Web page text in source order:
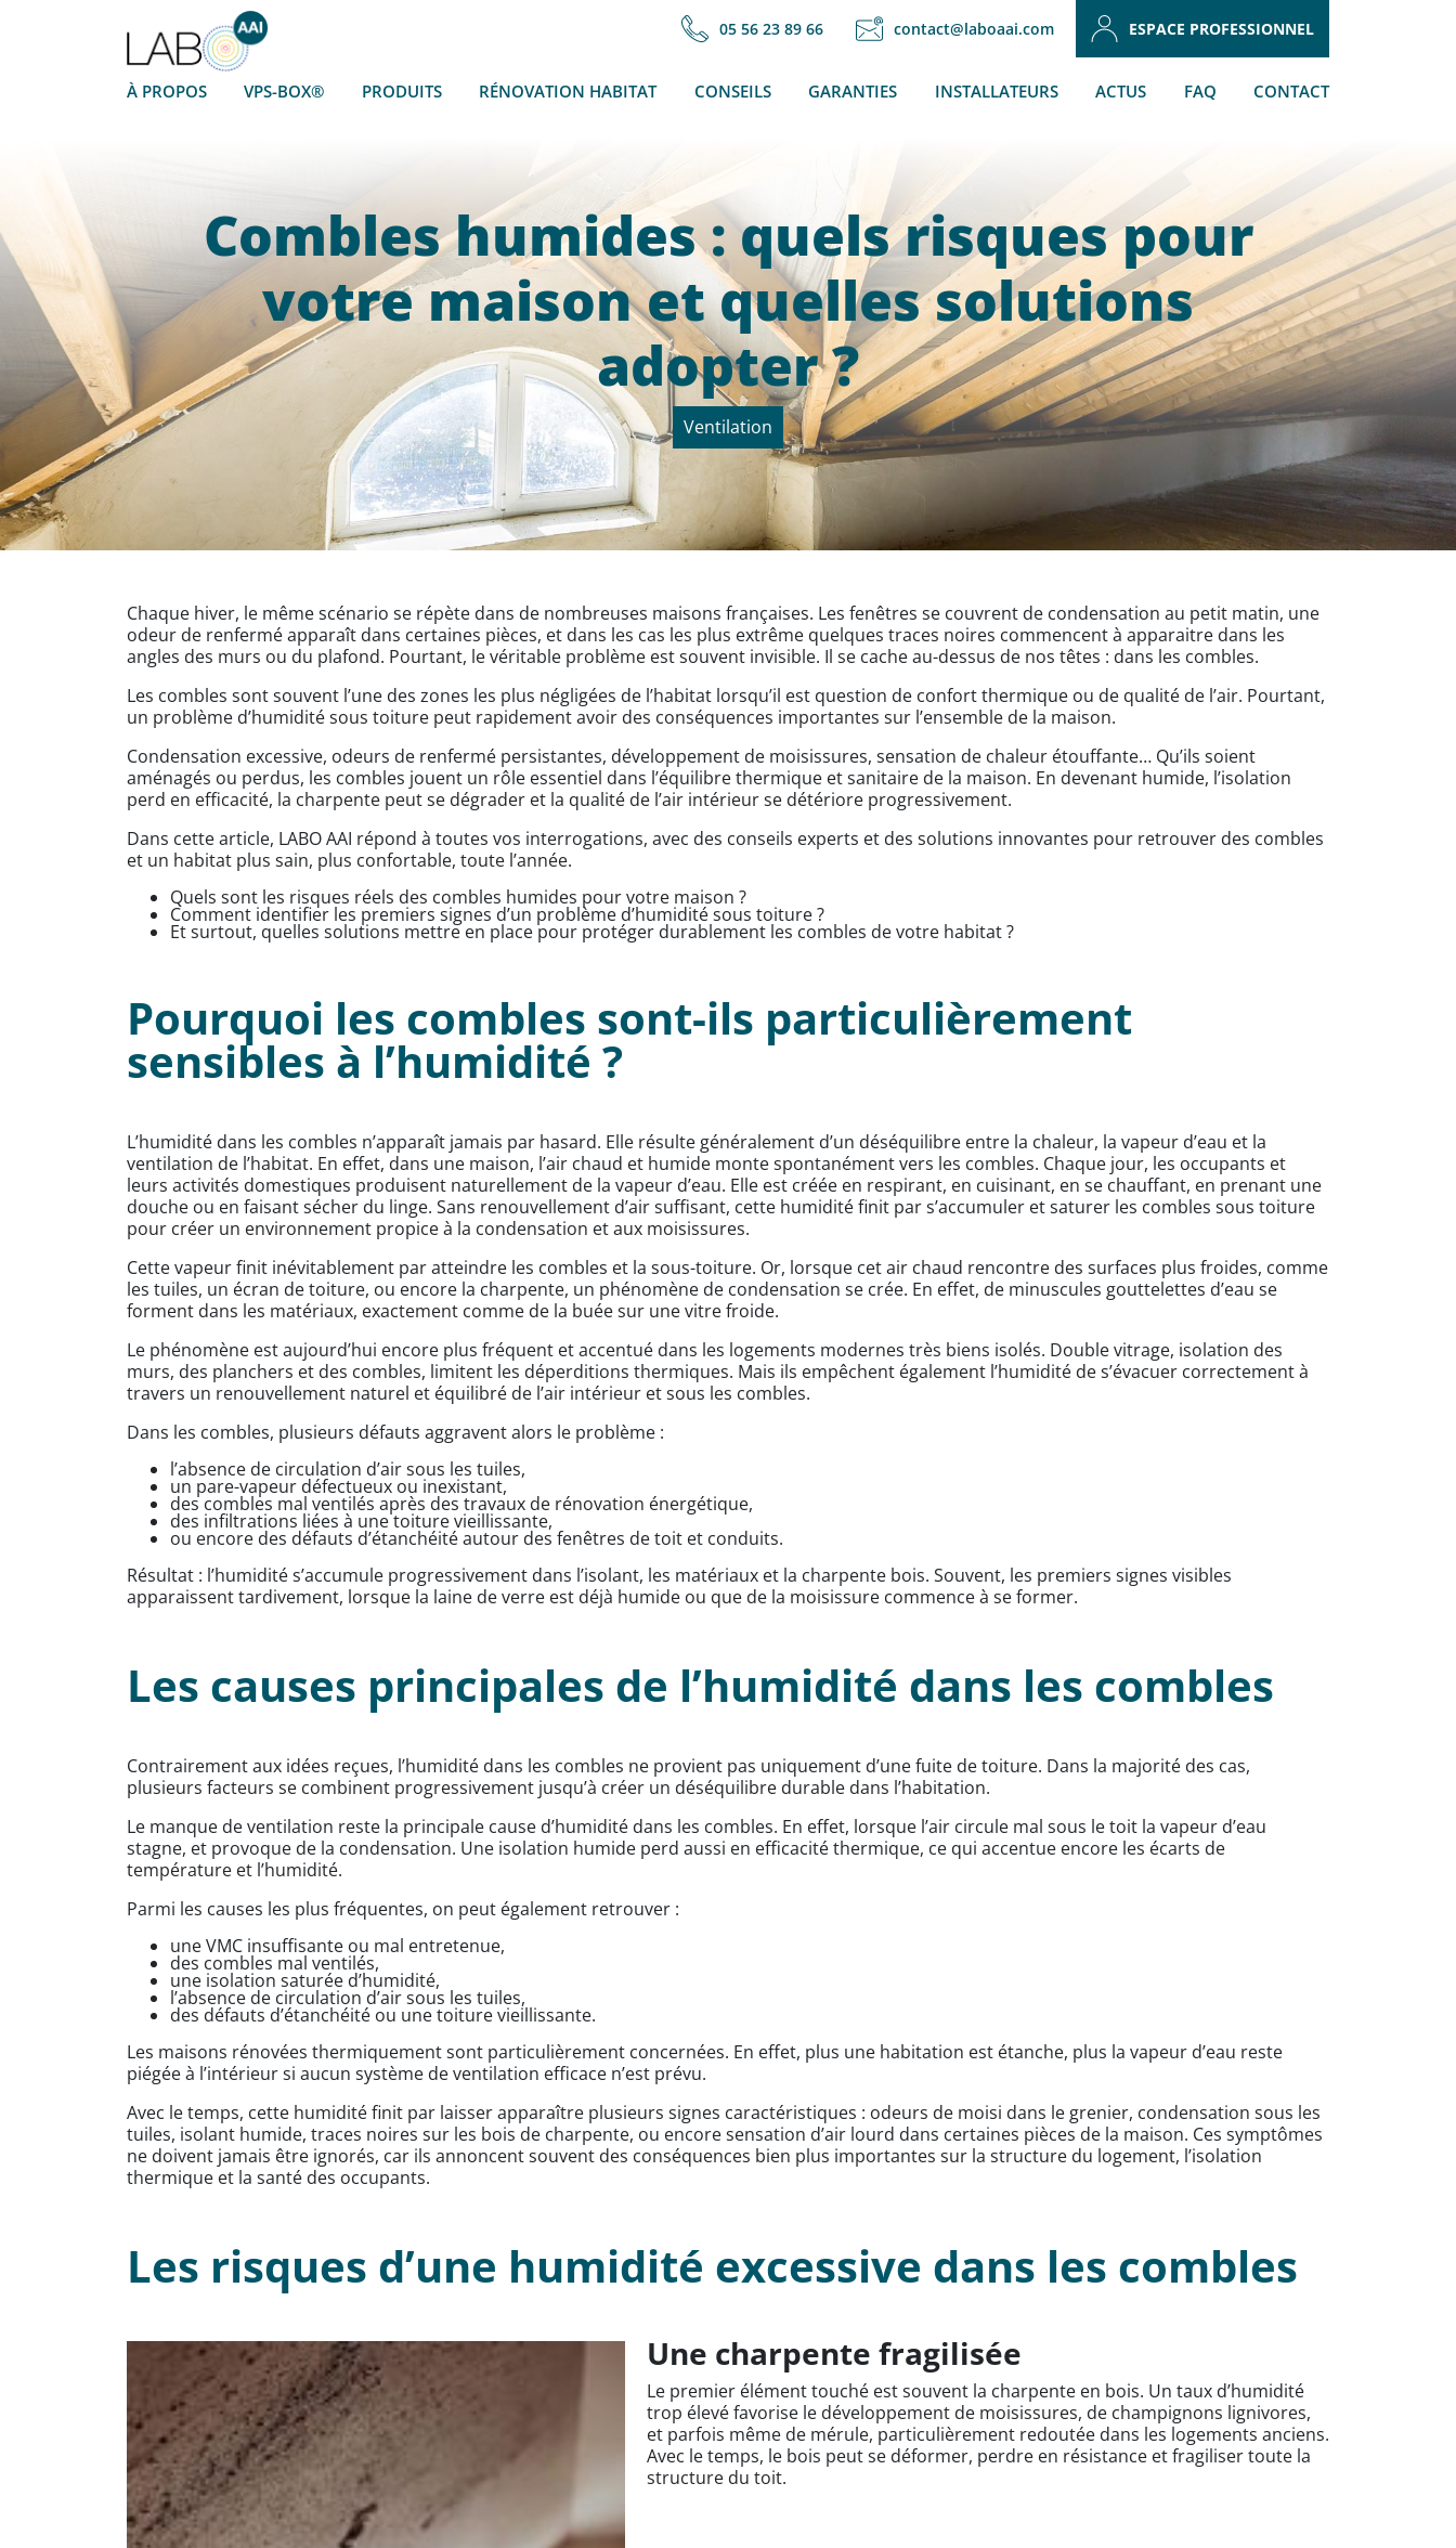
05 56 23 89 66 contact@laboaai.com ESPACE PROFESSIONNEL
À PROPOS VPS-BOX® PRODUITS RÉNOVATION HABITAT CONSEILS GARANTIES INSTALLATEURS ACTUS FAQ CONTACT
Combles humides : quels risques pour
votre maison et quelles solutions
adopter ?
Ventilation
Chaque hiver, le même scénario se répète dans de nombreuses maisons françaises. Les fenêtres se couvrent de condensation au petit matin, une
odeur de renfermé apparaît dans certaines pièces, et dans les cas les plus extrême quelques traces noires commencent à apparaitre dans les
angles des murs ou du plafond. Pourtant, le véritable problème est souvent invisible. Il se cache au-dessus de nos têtes : dans les combles.
Les combles sont souvent l’une des zones les plus négligées de l’habitat lorsqu’il est question de confort thermique ou de qualité de l’air. Pourtant,
un problème d’humidité sous toiture peut rapidement avoir des conséquences importantes sur l’ensemble de la maison.
Condensation excessive, odeurs de renfermé persistantes, développement de moisissures, sensation de chaleur étouffante… Qu’ils soient
aménagés ou perdus, les combles jouent un rôle essentiel dans l’équilibre thermique et sanitaire de la maison. En devenant humide, l’isolation
perd en efficacité, la charpente peut se dégrader et la qualité de l’air intérieur se détériore progressivement.
Dans cette article, LABO AAI répond à toutes vos interrogations, avec des conseils experts et des solutions innovantes pour retrouver des combles
et un habitat plus sain, plus confortable, toute l’année.
Quels sont les risques réels des combles humides pour votre maison ?
Comment identifier les premiers signes d’un problème d’humidité sous toiture ?
Et surtout, quelles solutions mettre en place pour protéger durablement les combles de votre habitat ?
Pourquoi les combles sont-ils particulièrement
sensibles à l’humidité ?
L’humidité dans les combles n’apparaît jamais par hasard. Elle résulte généralement d’un déséquilibre entre la chaleur, la vapeur d’eau et la
ventilation de l’habitat. En effet, dans une maison, l’air chaud et humide monte spontanément vers les combles. Chaque jour, les occupants et
leurs activités domestiques produisent naturellement de la vapeur d’eau. Elle est créée en respirant, en cuisinant, en se chauffant, en prenant une
douche ou en faisant sécher du linge. Sans renouvellement d’air suffisant, cette humidité finit par s’accumuler et saturer les combles sous toiture
pour créer un environnement propice à la condensation et aux moisissures.
Cette vapeur finit inévitablement par atteindre les combles et la sous-toiture. Or, lorsque cet air chaud rencontre des surfaces plus froides, comme
les tuiles, un écran de toiture, ou encore la charpente, un phénomène de condensation se crée. En effet, de minuscules gouttelettes d’eau se
forment dans les matériaux, exactement comme de la buée sur une vitre froide.
Le phénomène est aujourd’hui encore plus fréquent et accentué dans les logements modernes très biens isolés. Double vitrage, isolation des
murs, des planchers et des combles, limitent les déperditions thermiques. Mais ils empêchent également l’humidité de s’évacuer correctement à
travers un renouvellement naturel et équilibré de l’air intérieur et sous les combles.
Dans les combles, plusieurs défauts aggravent alors le problème :
l’absence de circulation d’air sous les tuiles,
un pare-vapeur défectueux ou inexistant,
des combles mal ventilés après des travaux de rénovation énergétique,
des infiltrations liées à une toiture vieillissante,
ou encore des défauts d’étanchéité autour des fenêtres de toit et conduits.
Résultat : l’humidité s’accumule progressivement dans l’isolant, les matériaux et la charpente bois. Souvent, les premiers signes visibles
apparaissent tardivement, lorsque la laine de verre est déjà humide ou que de la moisissure commence à se former.
Les causes principales de l’humidité dans les combles
Contrairement aux idées reçues, l’humidité dans les combles ne provient pas uniquement d’une fuite de toiture. Dans la majorité des cas,
plusieurs facteurs se combinent progressivement jusqu’à créer un déséquilibre durable dans l’habitation.
Le manque de ventilation reste la principale cause d’humidité dans les combles. En effet, lorsque l’air circule mal sous le toit la vapeur d’eau
stagne, et provoque de la condensation. Une isolation humide perd aussi en efficacité thermique, ce qui accentue encore les écarts de
température et l’humidité.
Parmi les causes les plus fréquentes, on peut également retrouver :
une VMC insuffisante ou mal entretenue,
des combles mal ventilés,
une isolation saturée d’humidité,
l’absence de circulation d’air sous les tuiles,
des défauts d’étanchéité ou une toiture vieillissante.
Les maisons rénovées thermiquement sont particulièrement concernées. En effet, plus une habitation est étanche, plus la vapeur d’eau reste
piégée à l’intérieur si aucun système de ventilation efficace n’est prévu.
Avec le temps, cette humidité finit par laisser apparaître plusieurs signes caractéristiques : odeurs de moisi dans le grenier, condensation sous les
tuiles, isolant humide, traces noires sur les bois de charpente, ou encore sensation d’air lourd dans certaines pièces de la maison. Ces symptômes
ne doivent jamais être ignorés, car ils annoncent souvent des conséquences bien plus importantes sur la structure du logement, l’isolation
thermique et la santé des occupants.
Les risques d’une humidité excessive dans les combles
Une charpente fragilisée
Le premier élément touché est souvent la charpente en bois. Un taux d’humidité
trop élevé favorise le développement de moisissures, de champignons lignivores,
et parfois même de mérule, particulièrement redoutée dans les logements anciens.
Avec le temps, le bois peut se déformer, perdre en résistance et fragiliser toute la
structure du toit.